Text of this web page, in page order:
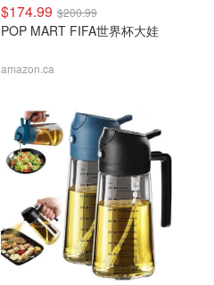
$174.99 $200.99
POP MART FIFA世界杯大娃
amazon.ca